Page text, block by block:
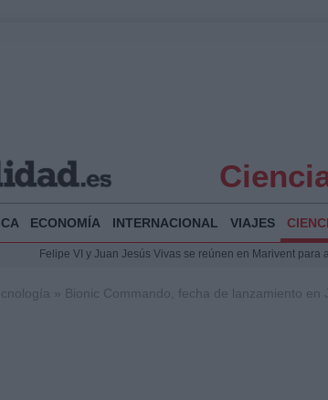
ECONOMÍA INTERNACIONAL VIAJES
Felipe VI y Juan Jesús Vivas se reúnen en Marivent para
El Rey de España respalda a Ceuta ante la presión
» Bionic Commando, fecha de lanzamiento en